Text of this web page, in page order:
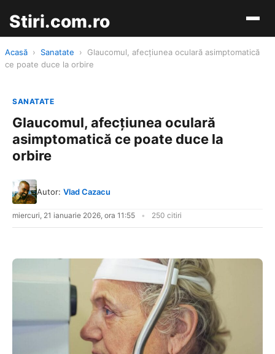
Stiri.com.ro
Acasă › Sanatate ›
Glaucomul, afecțiunea oculară asimptomatică
ce poate duce la orbire
SANATATE
Glaucomul, afecțiunea oculară
asimptomatică ce poate duce la
orbire
Autor: Vlad Cazacu
miercuri, 21 ianuarie 2026, ora 11:55 250 citiri